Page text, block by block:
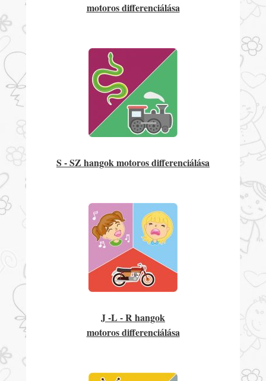
motoros differenciálása
S - SZ hangok motoros differenciálása
J -L - R hangok
motoros differenciálása